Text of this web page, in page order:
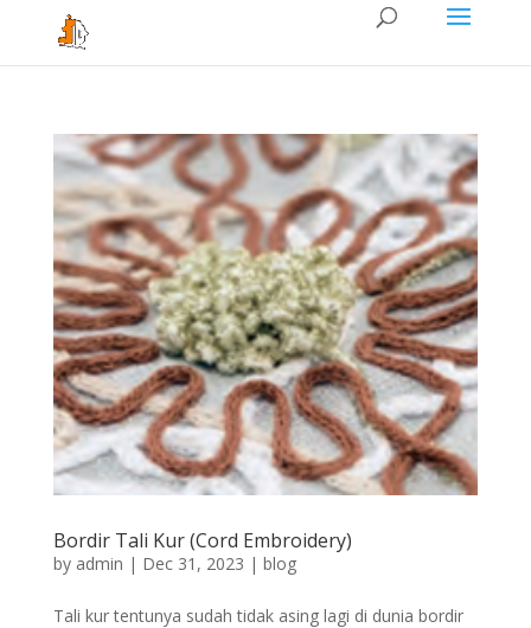
Bordir Tali Kur (Cord Embroidery)
by admin | Dec 31, 2023 | blog
Tali kur tentunya sudah tidak asing lagi di dunia bordir